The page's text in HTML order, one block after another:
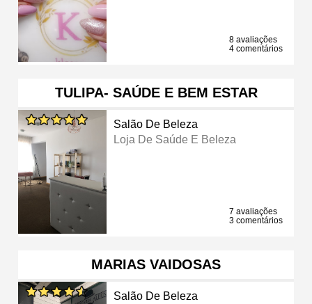
8 avaliações
4 comentários
TULIPA- SAÚDE E BEM ESTAR
Salão De Beleza
Loja De Saúde E Beleza
7 avaliações
3 comentários
MARIAS VAIDOSAS
Salão De Beleza